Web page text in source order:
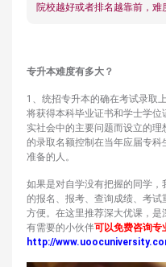
院校越好或者排名越靠前，难
专升本难度有多大？
1、统招专升本的确在考试录取
将获得本科毕业证书和学士学
实社会中的主要问题而设立的
的录取名额控制在当年应届专科
准备的人。
如果是对自学没有把握的同学
的报名、报考、查询成绩、考
方便。在这里推荐深大优课，是
有需要的小伙伴可以免费咨询专
http://